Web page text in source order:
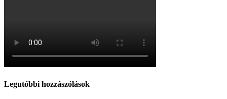
Legutóbbi hozzászólások